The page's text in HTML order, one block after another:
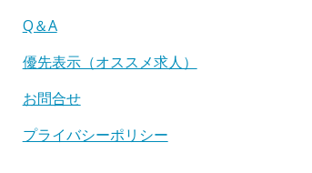
Q＆A
優先表示（オススメ求人）
お問合せ
プライバシーポリシー